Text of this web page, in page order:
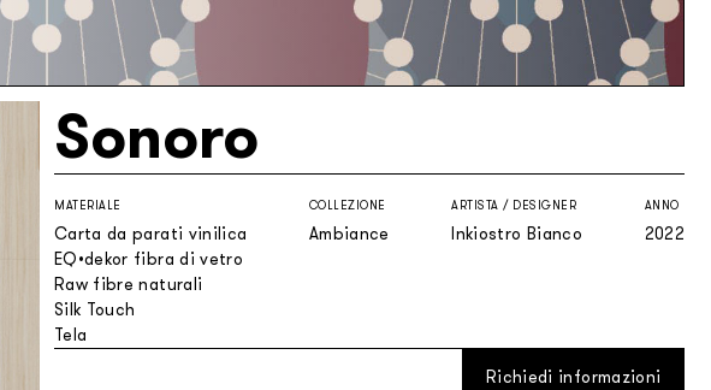
Sonoro
MATERIALE
Carta da parati vinilica
EQ•dekor fibra di vetro
Raw fibre naturali
Silk Touch
Tela
COLLEZIONE
Ambiance
ARTISTA / DESIGNER
Inkiostro Bianco
ANNO
2022
Richiedi informazioni